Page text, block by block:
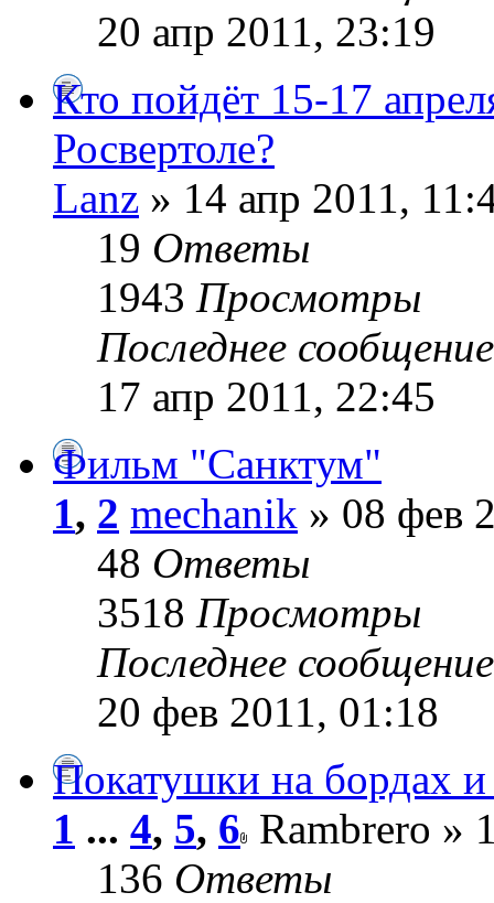
20 апр 2011, 23:19
Кто пойдёт 15-17
Росвертоле?
Lanz » 14 апр 2011,
19 Ответы
1943 Просмотры
Последнее
17 апр 2011, 22:45
Фильм "Санктум"
1, 2 mechanik » 08 фев
48 Ответы
3518 Просмотры
Последнее
20 фев 2011, 01:18
Покатушки на бордах
1 ... 4, 5, 6 Rambrero »
136 Ответы